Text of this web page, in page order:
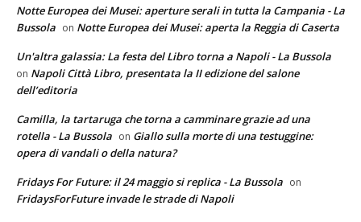
Notte Europea dei Musei: aperture serali in tutta la Campania - La
Bussola on Notte Europea dei Musei: aperta la Reggia di Caserta
Un'altra galassia: La festa del Libro torna a Napoli - La Bussola
on Napoli Città Libro, presentata la II edizione del salone
dell’editoria
Camilla, la tartaruga che torna a camminare grazie ad una
rotella - La Bussola on Giallo sulla morte di una testuggine:
opera di vandali o della natura?
Fridays For Future: il 24 maggio si replica - La Bussola on
FridaysForFuture invade le strade di Napoli